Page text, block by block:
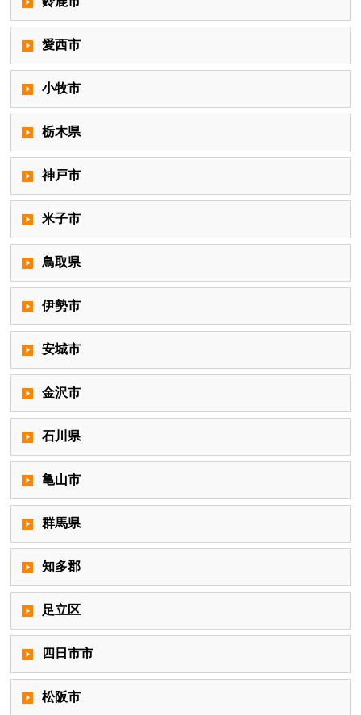
愛西市
小牧市
栃木県
神戸市
米子市
鳥取県
伊勢市
安城市
金沢市
石川県
亀山市
群馬県
知多郡
足立区
四日市市
松阪市